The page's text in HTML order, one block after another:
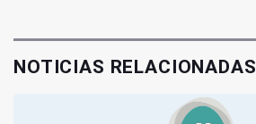
NOTICIAS RELACIONADAS